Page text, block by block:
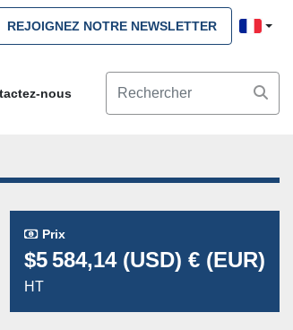
REJOIGNEZ NOTRE NEWSLETTER
nous
Prix
$5 584,14 (USD) € (EUR)
HT